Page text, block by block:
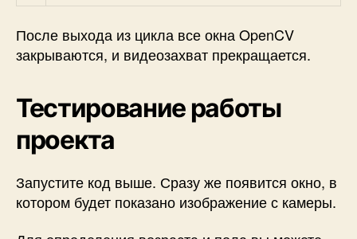
После выхода из цикла все окна OpenCV
закрываются, и видеозахват прекращается.
Тестирование работы
проекта
Запустите код выше. Сразу же появится окно, в
котором будет показано изображение с камеры.